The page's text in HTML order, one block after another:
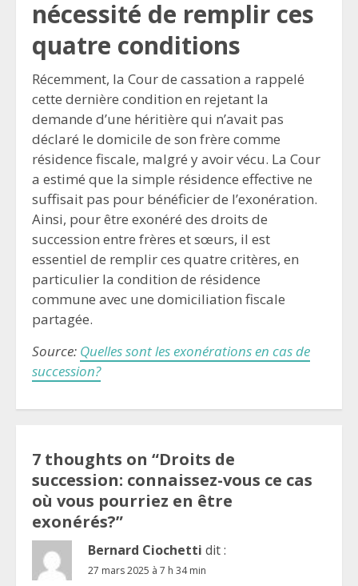
nécessité de remplir ces
quatre conditions
Récemment, la Cour de cassation a rappelé
cette dernière condition en rejetant la
demande d’une héritière qui n’avait pas
déclaré le domicile de son frère comme
résidence fiscale, malgré y avoir vécu. La Cour
a estimé que la simple résidence effective ne
suffisait pas pour bénéficier de l’exonération.
Ainsi, pour être exonéré des droits de
succession entre frères et sœurs, il est
essentiel de remplir ces quatre critères, en
particulier la condition de résidence
commune avec une domiciliation fiscale
partagée.
Source: Quelles sont les exonérations en cas de
succession?
7 thoughts on “Droits de
succession: connaissez-vous ce cas
où vous pourriez en être
exonérés?”
Bernard Ciochetti dit :
27 mars 2025 à 7 h 34 min